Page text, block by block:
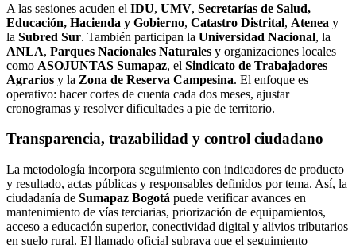
A las sesiones acuden el IDU, UMV, Secretarías de Salud,
Educación, Hacienda y Gobierno, Catastro Distrital, Atenea y
la Subred Sur. También participan la Universidad Nacional, la
ANLA, Parques Nacionales Naturales y organizaciones locales
como ASOJUNTAS Sumapaz, el Sindicato de Trabajadores
Agrarios y la Zona de Reserva Campesina. El enfoque es
operativo: hacer cortes de cuenta cada dos meses, ajustar
cronogramas y resolver dificultades a pie de territorio.
Transparencia, trazabilidad y control ciudadano
La metodología incorpora seguimiento con indicadores de producto
y resultado, actas públicas y responsables definidos por tema. Así, la
ciudadanía de Sumapaz Bogotá puede verificar avances en
mantenimiento de vías terciarias, priorización de equipamientos,
acceso a educación superior, conectividad digital y alivios tributarios
en suelo rural. El llamado oficial subraya que el seguimiento